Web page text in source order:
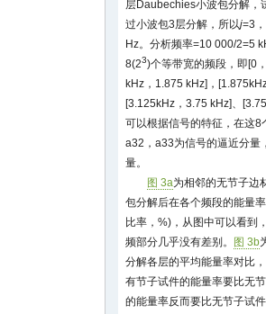
层Daubechies小波包分解，
过小波包3层分解，所以j=3
Hz。分析频率=10 000/2=5
8(23)个等带宽的频段，即[0
kHz，1.875 kHz]，
[3.125kHz，3.75 kHz]、
可以根据信号的特征，在这
a32，a33为信号的逼近分
量。
图 3a为相邻的无节子边
包分解后在各个频段的能量
比率，%)，从图中可以看到
频部分几乎没有差别。
图 3b
分解各层的平均能量率对比
有节子试件的能量率要比无
的能量率反而要比无节子试